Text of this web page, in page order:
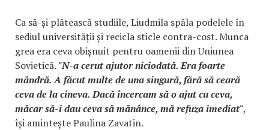
Ca să-și plătească studiile, Liudmila spăla podelele în
sediul universității și recicla sticle contra-cost. Munca
grea era ceva obișnuit pentru oamenii din Uniunea
Sovietică. "N-a cerut ajutor niciodată. Era foarte
mândră. A făcut multe de una singură, fără să ceară
ceva de la cineva. Dacă încercam să o ajut cu ceva,
măcar să-i dau ceva să mănânce, mă refuza imediat",
își amintește Paulina Zavatin.